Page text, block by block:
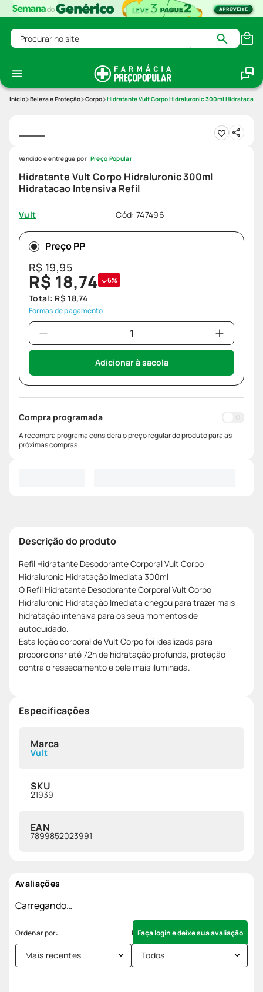
Procurar no site
Beleza e Proteção Corpo Hidratante Vult Corpo Hidraluronic 300ml Hidratacao
Hidratante Vult Corpo Hidraluronic 300ml
Hidratacao Intensiva Refil
Vult Cód: 747496
Vendido e entregue por: Preço Popular
Preço PP
R$19,95
R$ 18,74 6%
Total: R$ 18,74
Formas de pagamento
Adicionar à sacola
Compra programada
A recompra programa considera o preço regular do produto para as
próximas compras.
Descrição do produto
Refil Hidratante Desodorante Corporal Vult Corpo
Hidraluronic Hidratação Imediata 300ml
O Refil Hidratante Desodorante Corporal Vult Corpo
Hidraluronic Hidratação Imediata chegou para trazer mais
hidratação intensiva para os seus momentos de
autocuidado.
Esta loção corporal de Vult Corpo foi idealizada para
proporcionar até 72h de hidratação profunda, proteção
contra o ressecamento e pele mais iluminada.
Especificações
Marca
Vult
SKU
21939
EAN
7899852023991
Avaliações
Carregando…
Faça login e deixe sua avaliação
Mais recentes Todos